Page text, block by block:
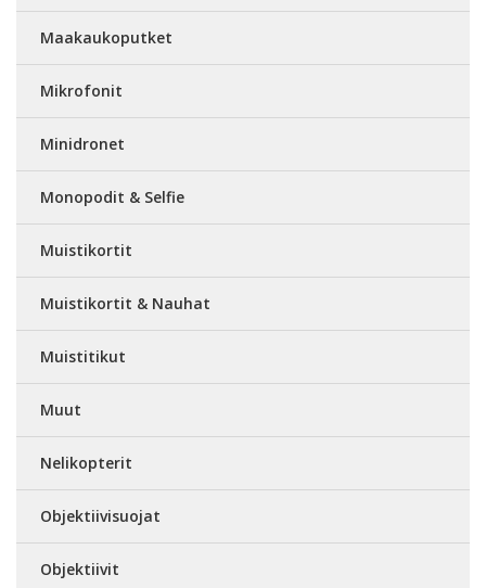
Maakaukoputket
Mikrofonit
Minidronet
Monopodit & Selfie
Muistikortit
Muistikortit & Nauhat
Muistitikut
Muut
Nelikopterit
Objektiivisuojat
Objektiivit